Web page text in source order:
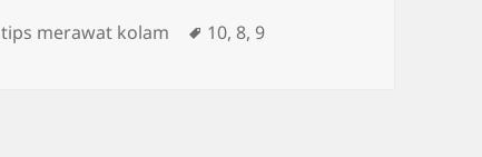
Categories
tips merawat kolam Tags
10, 8, 9